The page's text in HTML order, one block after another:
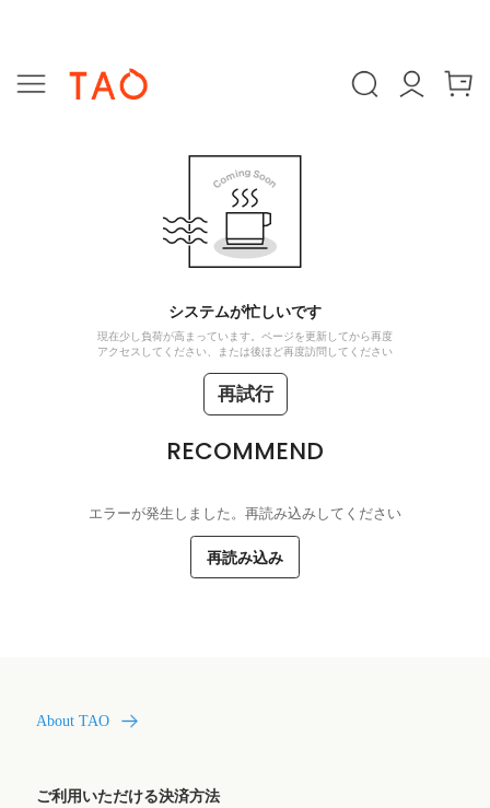
システムが忙しいです
現在少し負荷が高まっています。ページを更新してから再度
アクセスしてください、または後ほど再度訪問してください
再試行
RECOMMEND
エラーが発生しました。再読み込みしてください
再読み込み
About TAO
ご利用いただける決済方法